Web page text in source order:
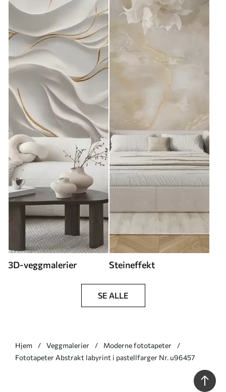
3D-veggmalerier Steineffekt
SE ALLE
Hjem Veggmalerier
Moderne fototapeter
Fototapeter Abstrakt labyrint i pastellfarger Nr. u96457